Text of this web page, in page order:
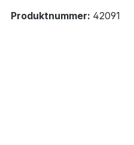
Produktnummer: 42091